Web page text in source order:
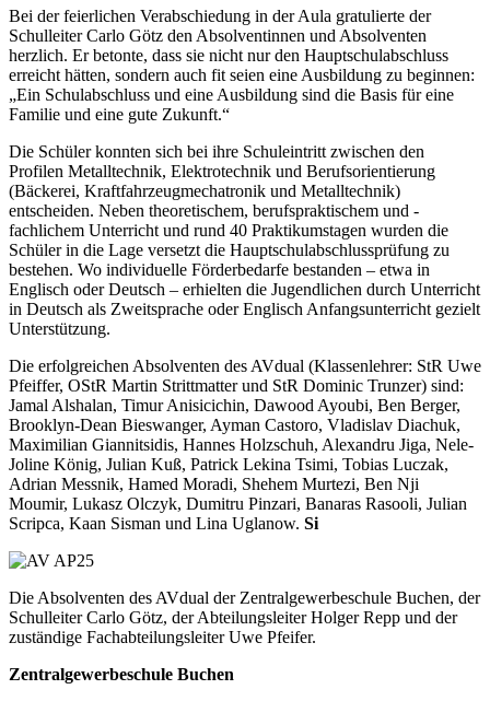
Bei der feierlichen Verabschiedung in der Aula gratulierte der
Schulleiter Carlo Götz den Absolventinnen und Absolventen
herzlich. Er betonte, dass sie nicht nur den Hauptschulabschluss
erreicht hätten, sondern auch fit seien eine Ausbildung zu beginnen:
„Ein Schulabschluss und eine Ausbildung sind die Basis für eine
Familie und eine gute Zukunft.“
Die Schüler konnten sich bei ihre Schuleintritt zwischen den
Profilen Metalltechnik, Elektrotechnik und Berufsorientierung
(Bäckerei, Kraftfahrzeugmechatronik und Metalltechnik)
entscheiden. Neben theoretischem, berufspraktischem und -
fachlichem Unterricht und rund 40 Praktikumstagen wurden die
Schüler in die Lage versetzt die Hauptschulabschlussprüfung zu
bestehen. Wo individuelle Förderbedarfe bestanden – etwa in
Englisch oder Deutsch – erhielten die Jugendlichen durch Unterricht
in Deutsch als Zweitsprache oder Englisch Anfangsunterricht gezielt
Unterstützung.
Die erfolgreichen Absolventen des AVdual (Klassenlehrer: StR Uwe
Pfeiffer, OStR Martin Strittmatter und StR Dominic Trunzer) sind:
Jamal Alshalan, Timur Anisicichin, Dawood Ayoubi, Ben Berger,
Brooklyn-Dean Bieswanger, Ayman Castoro, Vladislav Diachuk,
Maximilian Giannitsidis, Hannes Holzschuh, Alexandru Jiga, Nele-
Joline König, Julian Kuß, Patrick Lekina Tsimi, Tobias Luczak,
Adrian Messnik, Hamed Moradi, Shehem Murtezi, Ben Nji
Moumir, Lukasz Olczyk, Dumitru Pinzari, Banaras Rasooli, Julian
Scripca, Kaan Sisman und Lina Uglanow. Si
Die Absolventen des AVdual der Zentralgewerbeschule Buchen, der
Schulleiter Carlo Götz, der Abteilungsleiter Holger Repp und der
zuständige Fachabteilungsleiter Uwe Pfeifer.
Zentralgewerbeschule Buchen